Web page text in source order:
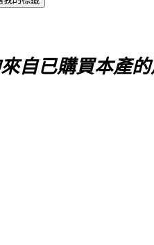
自已購買本產